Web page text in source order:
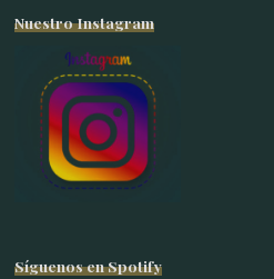
Nuestro Instagram
Síguenos en Spotify